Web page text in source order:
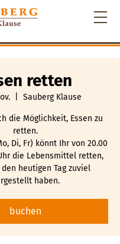
retten
  |
Sauberg Klause
die Möglichkeit, Essen zu
retten.
Di, Fr) könnt Ihr von 20.00
die Lebensmittel retten,
heutigen Tag zuviel
haben.
buchen